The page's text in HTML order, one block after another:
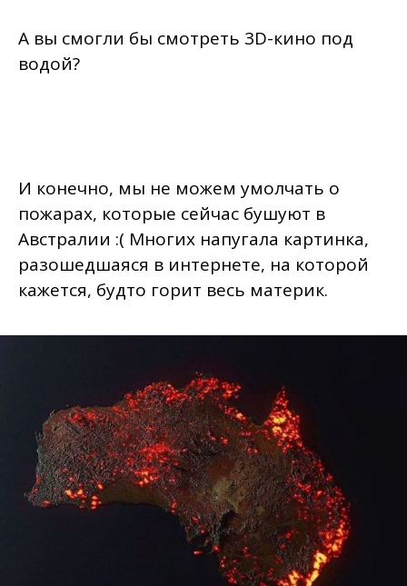
А вы смогли бы смотреть 3D-кино под
водой?
И конечно, мы не можем умолчать о
пожарах, которые сейчас бушуют в
Австралии :( Многих напугала картинка,
разошедшаяся в интернете, на которой
кажется, будто горит весь материк.